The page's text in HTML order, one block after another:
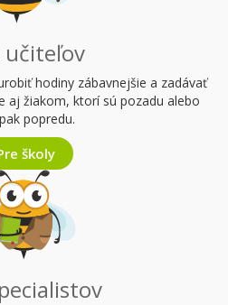
učiteľov
hodiny zábavnejšie a zadávať
aj žiakom, ktorí sú pozadu alebo
popredu.
školy